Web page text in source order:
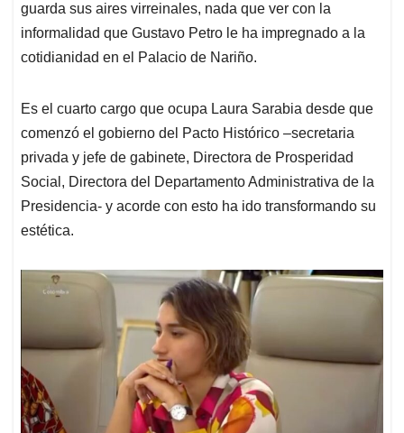
guarda sus aires virreinales, nada que ver con la
informalidad que Gustavo Petro le ha impregnado a la
cotidianidad en el Palacio de Nariño.
Es el cuarto cargo que ocupa Laura Sarabia desde que
comenzó el gobierno del Pacto Histórico –secretaria
privada y jefe de gabinete, Directora de Prosperidad
Social, Directora del Departamento Administrativa de la
Presidencia- y acorde con esto ha ido transformando su
estética.